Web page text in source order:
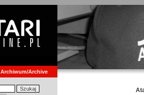
Archiwum/Archive